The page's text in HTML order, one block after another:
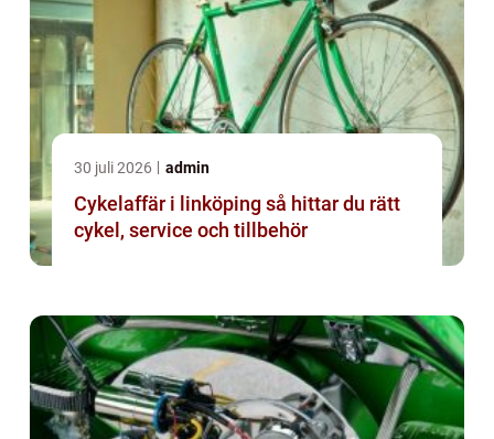
30 juli 2026 admin
Cykelaffär i linköping så hittar du rätt
cykel, service och tillbehör